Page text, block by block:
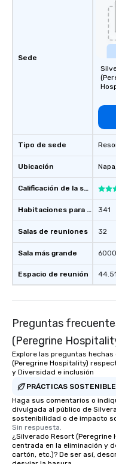
Sede
Tipo de sede
Ubicación
Calificación de la sede
Habitaciones para huéspedes
Salas de reuniones
Sala más grande
Espacio de reunión
Napa
341
32
Preguntas
(Peregrine
Explore las preguntas
(Peregrine Hospitality)
y Diversidad e inclusión
PRÁCTICAS
Haga sus comentarios o
divulgada al público de
sostenibilidad o de impacto
Sin respuesta.
¿Silverado Resort (Peregrine
centrada en la eliminación y
cartón, etc.)? De ser así,